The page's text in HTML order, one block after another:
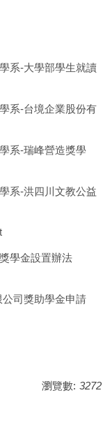
系-大學部學生就讀
系-台境企業股份有
系-瑞峰營造獎學
系-洪四川文教公益
學金設置辦法
司獎助學金申請
瀏覽數: 3272